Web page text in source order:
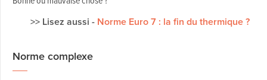
>> Lisez aussi - Norme Euro 7 : la fin du thermique ?
Norme complexe